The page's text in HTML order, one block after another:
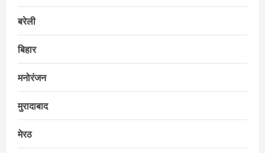
बरेली
बिहार
मनोरंजन
मुरादाबाद
मेरठ